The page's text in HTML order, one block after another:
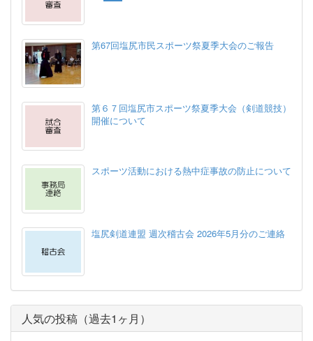
第67回塩尻市民スポーツ祭夏季大会のご報告
第６７回塩尻市スポーツ祭夏季大会（剣道競技）
開催について
スポーツ活動における熱中症事故の防止について
塩尻剣道連盟 週次稽古会 2026年5月分のご連絡
人気の投稿（過去1ヶ月）